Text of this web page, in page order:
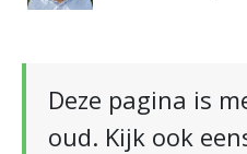
Deze pagina is
oud. Kijk ook